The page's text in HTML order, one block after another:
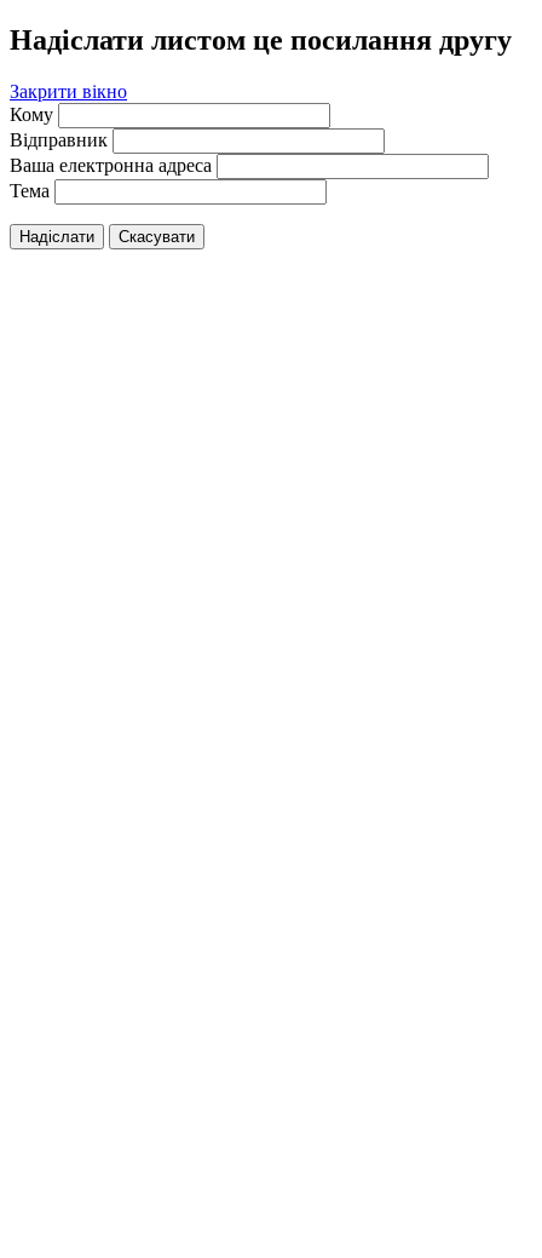
Надіслати листом це посилання другу
Закрити вікно
Кому
Відправник
Ваша електронна адреса
Тема
Надіслати Скасувати